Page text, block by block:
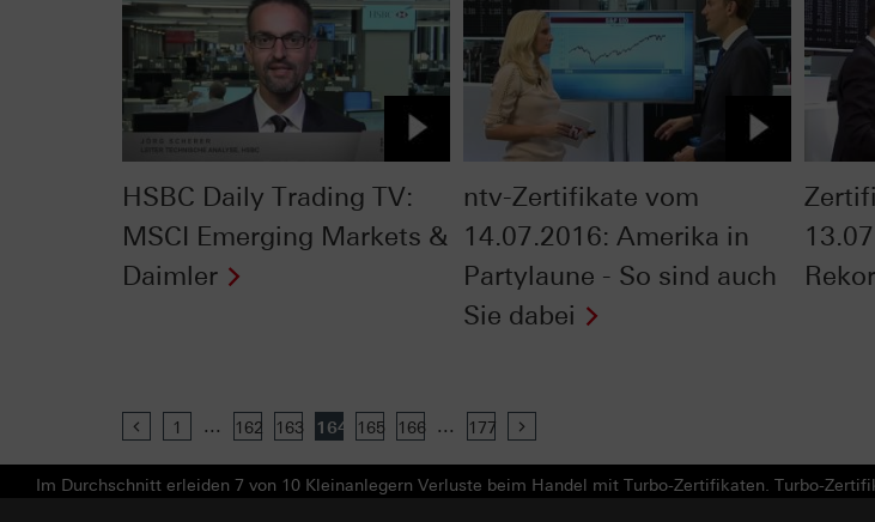
HSBC Daily Trading TV:
MSCI Emerging Markets &
Daimler
ntv-Zertifikate vom
14.07.2016: Amerika in
Partylaune - So sind auch
Sie dabei
Previous
1 ... 162 163 164 165 166 ... 177
Im Durchschnitt erleiden 7 von 10 Kleinanlegern Verluste beim Handel mit Turbo-Zertifikaten. Turbo-